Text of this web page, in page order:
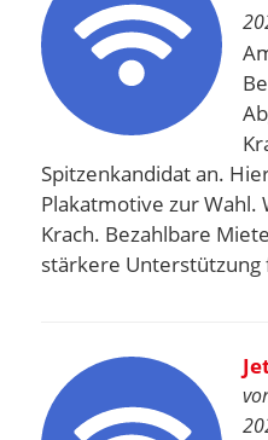
Spitzenkandidat an.
Plakatmotive zur
Krach. Bezahlbare
stärkere Unterstützung